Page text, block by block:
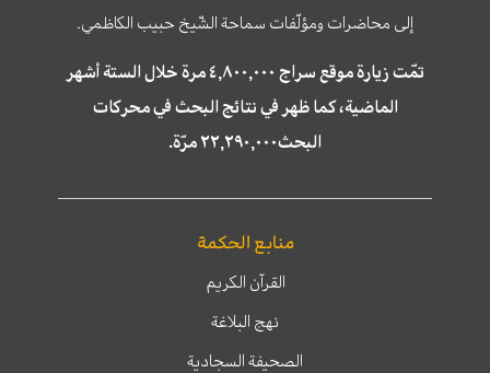
إلى محاضرات ومؤلّفات سماحة الشّيخ حبيب الكاظمي.
تمّت زيارة موقع سراج ٤,٨٠٠,٠٠٠ مرة خلال الستة أشهر
الماضية، كما ظهر في نتائج البحث في محركات
البحث٢٢,٢٩٠,٠٠٠ مرّة.
منابع الحكمة
القرآن الكريم
نهج البلاغة
الصحيفة السجادية